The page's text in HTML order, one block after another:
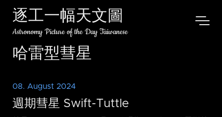
逐工一幅天文圖
Astronomy Picture of the Day Taiwanese
哈雷型彗星
08. August 2024
週期彗星 Swift-Tuttle